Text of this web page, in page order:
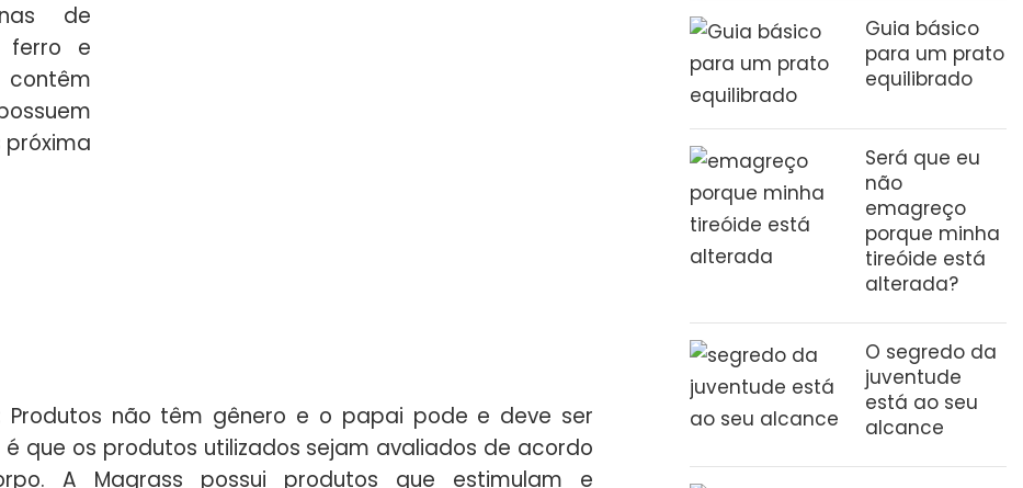
de
ferro e
Produtos não têm gênero e o papai pode e deve ser
que os produtos utilizados sejam avaliados de acordo
A Magrass possui produtos que estimulam e
Guia básico
para um prato
equilibrado
Será que eu
não
emagreço
porque minha
tireóide está
alterada?
O segredo da
juventude
está ao seu
alcance